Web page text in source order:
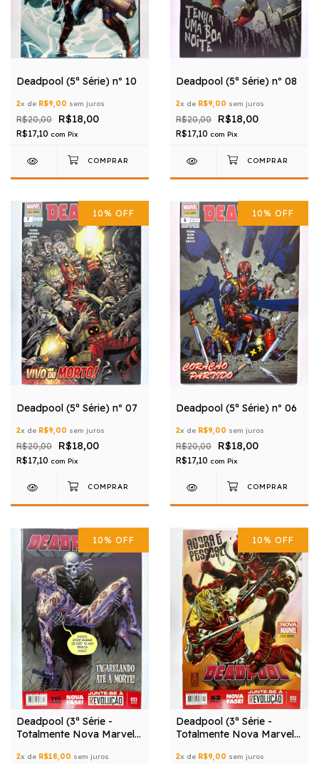
Deadpool (5ª Série) nº 10
2x de R$9,00 sem juros
R$20,00 R$18,00
R$17,10 com Pix
Deadpool (5ª Série) nº 08
2x de R$9,00 sem juros
R$20,00 R$18,00
R$17,10 com Pix
10% OFF
Deadpool (5ª Série) nº 07
2x de R$9,00 sem juros
R$20,00 R$18,00
R$17,10 com Pix
10% OFF
Deadpool (5ª Série) nº 06
2x de R$9,00 sem juros
R$20,00 R$18,00
R$17,10 com Pix
10% OFF
Deadpool (3ª Série -
Totalmente Nova Marvel)
2x de R$18,00 sem juros
10% OFF
Deadpool (3ª Série -
Totalmente Nova Marvel)
2x de R$9,00 sem juros